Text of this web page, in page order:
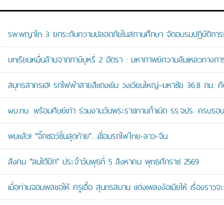
รพ.พญาไท 3 ยกระดับความปลอดภัยในสถานศึกษา จัดอบรมปฏิบัติกา
บทเรียนหมื่นล้านจากภาษีบุหรี่ 2 อัตรา : มหากาพย์ความล้มเหลวทางก
สมุทรสาครเฮ! รถไฟฟ้าสายสีแดงเข้ม วงเวียนใหญ่–มหาชัย 36.8 ก
ผบ.ทบ. พร้อมศิษย์เก่า ร่วมงานวันพระราชทานกำเนิด รร.จปร. ครบ
พบแล้ว! “จิ๊กซอว์ชิ้นสุดท้าย”…เชื่อมรถไฟไทย-ลาว-จีน
สังคม “ลมใต้ปีก” ประจำวันพุธที่ 5 สิงหาคม พุทธศักราช 2569
เมื่อท่านจอมพลขอให้ ครูเอื้อ สุนทรสนาน แต่งเพลงง้อเมียให้ เรื่องราวจะ